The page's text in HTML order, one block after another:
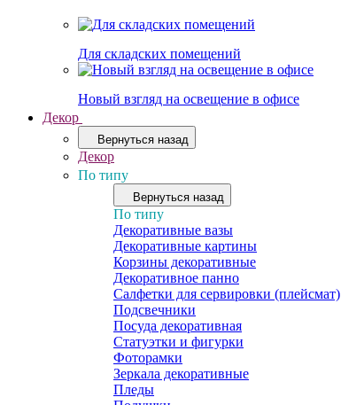
Для складских помещений
Новый взгляд на освещение в офисе
Декор
Вернуться назад
Декор
По типу
Вернуться назад
По типу
Декоративные вазы
Декоративные картины
Корзины декоративные
Декоративное панно
Салфетки для сервировки (плейсмат)
Подсвечники
Посуда декоративная
Статуэтки и фигурки
Фоторамки
Зеркала декоративные
Пледы